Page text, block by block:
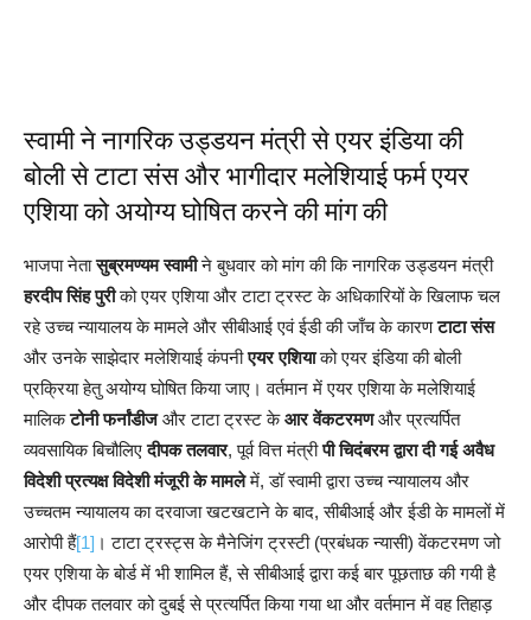
स्वामी ने नागरिक उड्डयन मंत्री से एयर इंडिया की
बोली से टाटा संस और भागीदार मलेशियाई फर्म एयर
एशिया को अयोग्य घोषित करने की मांग की
भाजपा नेतासुब्रमण्यम स्वामीने बुधवार को मांग की कि नागरिक उड्डयन मंत्री
हरदीप सिंह पुरीको एयर एशिया और टाटा ट्रस्ट के अधिकारियों के खिलाफ चल
रहे उच्च न्यायालय के मामले और सीबीआई एवं ईडी की जाँच के कारणटाटा संस
और उनके साझेदार मलेशियाई कंपनीएयर एशियाको एयर इंडिया की बोली
प्रक्रिया हेतु अयोग्य घोषित किया जाए। वर्तमान में एयर एशिया के मलेशियाई
मालिकटोनी फर्नांडीजऔर टाटा ट्रस्ट केआर वेंकटरमणऔर प्रत्यर्पित
व्यवसायिक बिचौलिएदीपक तलवार, पूर्व वित्त मंत्रीपी चिदंबरम द्वारा दी गई अवैध
विदेशी प्रत्यक्ष विदेशी मंजूरी के मामलेमें, डॉ स्वामी द्वारा उच्च न्यायालय और
उच्चतम न्यायालय का दरवाजा खटखटाने के बाद, सीबीआई और ईडी के मामलों में
आरोपी हैं[1] । टाटा ट्रस्ट्स के मैनेजिंग ट्रस्टी (प्रबंधक न्यासी) वेंकटरमण जो
एयर एशिया के बोर्ड में भी शामिल हैं, से सीबीआई द्वारा कई बार पूछताछ की गयी है
और दीपक तलवार को दुबई से प्रत्यर्पित किया गया था और वर्तमान में वह तिहाड़